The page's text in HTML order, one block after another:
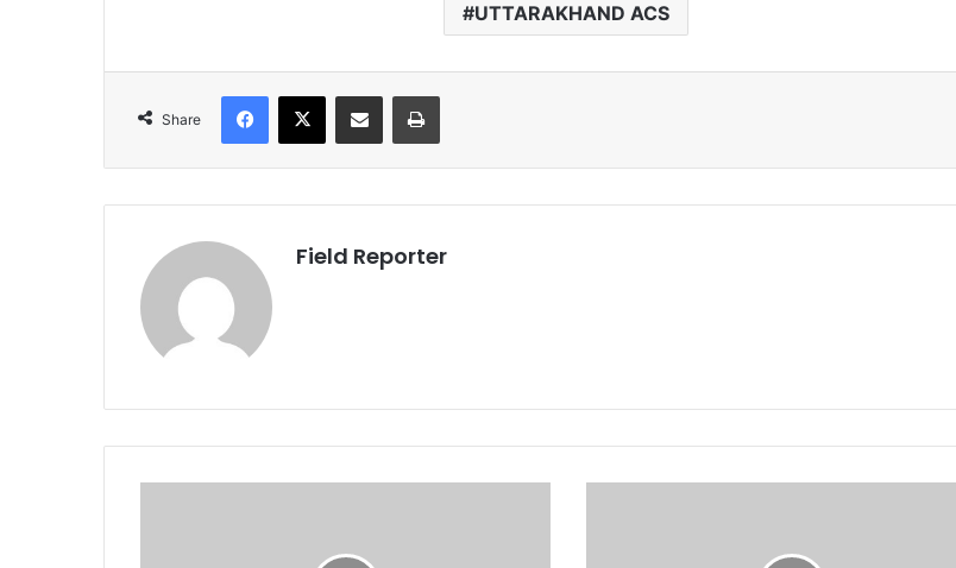
UTTARAKHAND ACS
Share
Facebook
X Share via Email Print
Field Reporter